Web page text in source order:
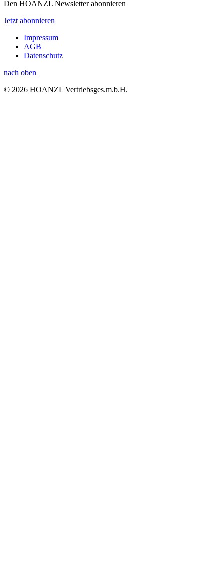
Den HOANZL Newsletter abonnieren
Jetzt abonnieren
Impressum
AGB
Datenschutz
nach oben
© 2026 HOANZL Vertriebsges.m.b.H.